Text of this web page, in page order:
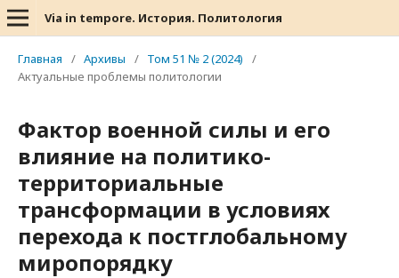
Via in tempore. История. Политология
Главная / Архивы / Том 51 № 2 (2024)
/
Актуальные проблемы политологии
Фактор военной силы и его
влияние на политико-
территориальные
трансформации в условиях
перехода к постглобальному
миропорядку